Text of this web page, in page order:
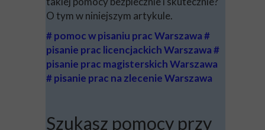
O tym w niniejszym artykule.
# pomoc w pisaniu prac Warszawa #
pisanie prac licencjackich Warszawa #
pisanie prac magisterskich Warszawa
# pisanie prac na zlecenie Warszawa
Szukasz pomocy przy